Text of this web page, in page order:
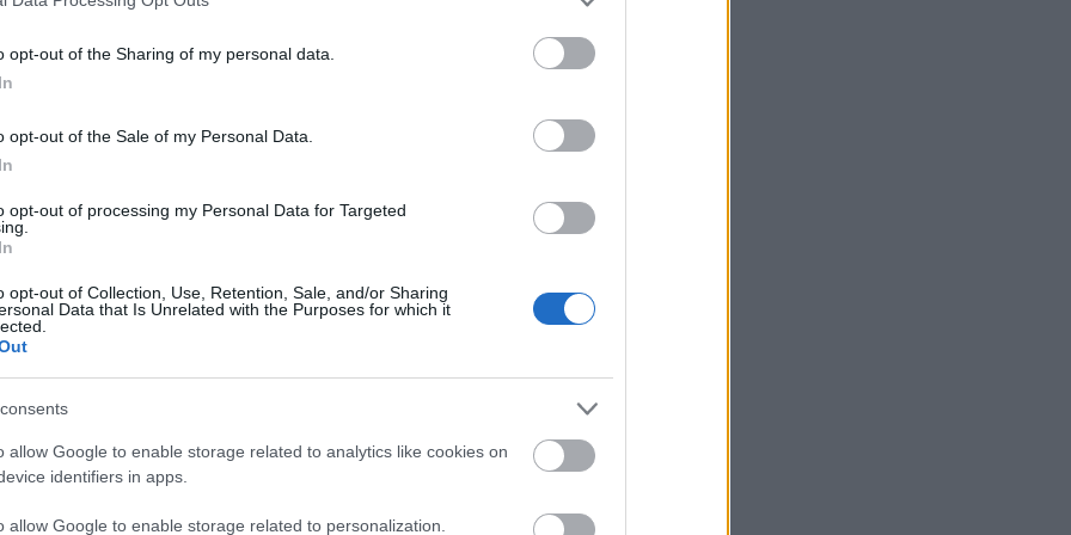
opt-out of the Sharing of my personal data.
opt-out of the Sale of my Personal Data.
opt-out of processing my Personal Data for Targeted
opt-out of Collection, Use, Retention, Sale, and/or Sharing
Data that Is Unrelated with the Purposes for which it
allow Google to enable storage related to analytics like cookies on
identifiers in apps.
allow Google to enable storage related to personalization.
abonenci Dobrego słownika.
SPRAWDŹ